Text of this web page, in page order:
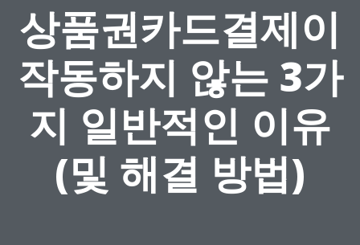
상품권카드결제이
작동하지 않는 3가
지 일반적인 이유
(및 해결 방법)